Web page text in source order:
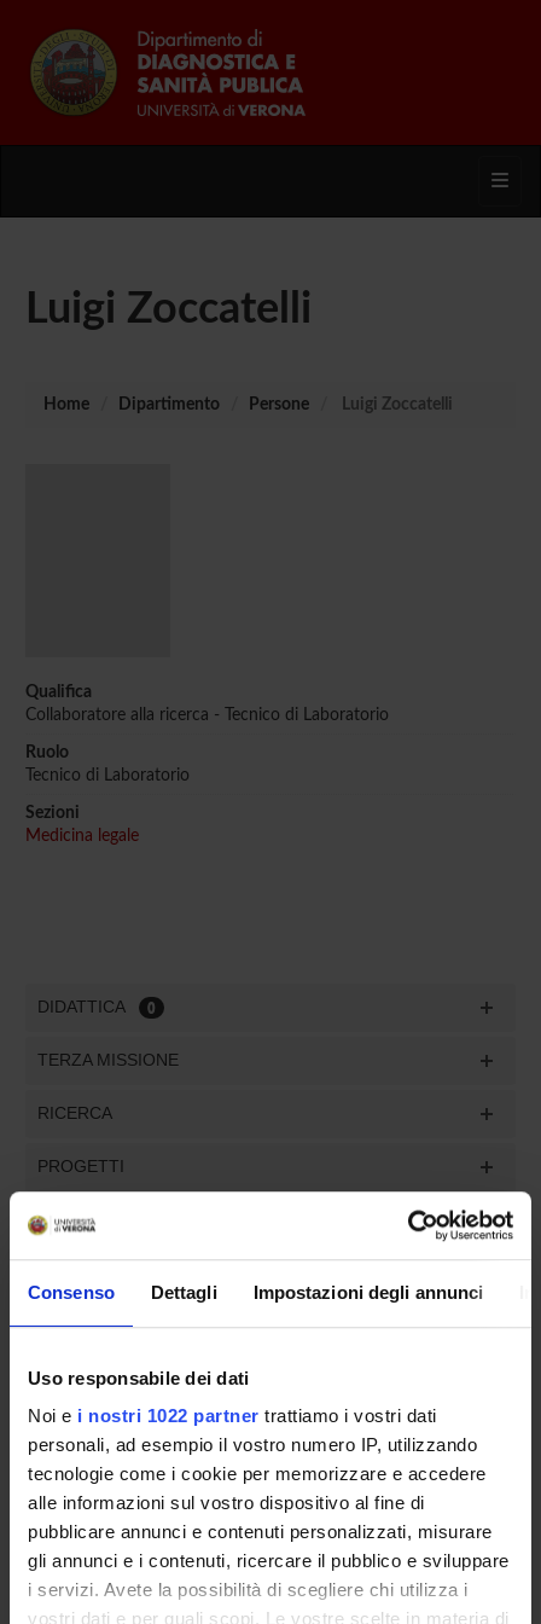
Consenso Dettagli Impostazioni degli annunci
Uso responsabile dei dati
Noi e i nostri 1022 partner trattiamo i vostri dati
personali, ad esempio il vostro numero IP, utilizzando
tecnologie come i cookie per memorizzare e accedere
alle informazioni sul vostro dispositivo al fine di
pubblicare annunci e contenuti personalizzati, misurare
gli annunci e i contenuti, ricercare il pubblico e sviluppare
i servizi. Avete la possibilità di scegliere chi utilizza i
vostri dati e per quali scopi. Le vostre scelte in materia di
Luigi Zoccatelli
Home Dipartimento Persone Luigi Zoccatelli
Qualifica
Collaboratore alla ricerca - Tecnico di Laboratorio
Ruolo
Tecnico di Laboratorio
Sezioni
Medicina legale
DIDATTICA 0
TERZA MISSIONE
RICERCA
PROGETTI
INCARICHI
COMMISSIONI
UFFICI E STRUTTURE DI SERVIZIO
SERVIZI DI SEGRETERIA STUDENTI